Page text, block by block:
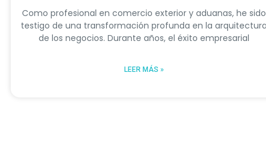
Como profesional en comercio exterior y aduanas, he sido
testigo de una transformación profunda en la
de los negocios. Durante años, el éxito empresarial
LEER MÁS »